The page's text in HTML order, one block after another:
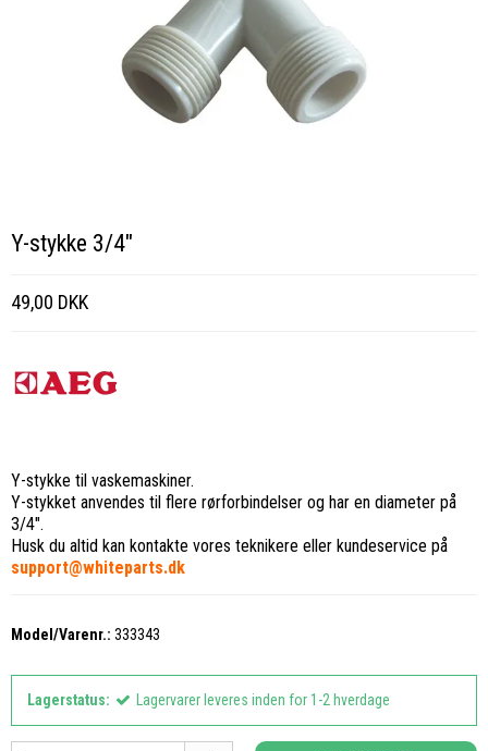
Y-stykke 3/4"
49,00 DKK
Y-stykke til vaskemaskiner.
Y-stykket anvendes til flere rørforbindelser og har en diameter på
3/4".
Husk du altid kan kontakte vores teknikere eller kundeservice på
support@whiteparts.dk
Model/Varenr.: 333343
Lagerstatus: Lagervarer leveres inden for 1-2 hverdage